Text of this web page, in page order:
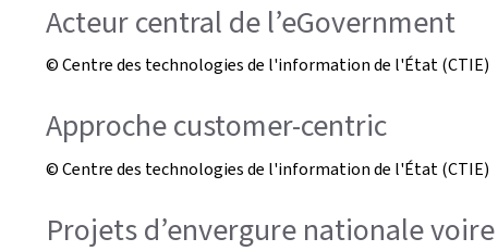
Acteur central de l’eGovernment
© Centre des technologies de l'information de l'État (CTIE)
Approche customer-centric
© Centre des technologies de l'information de l'État (CTIE)
Projets d’envergure nationale